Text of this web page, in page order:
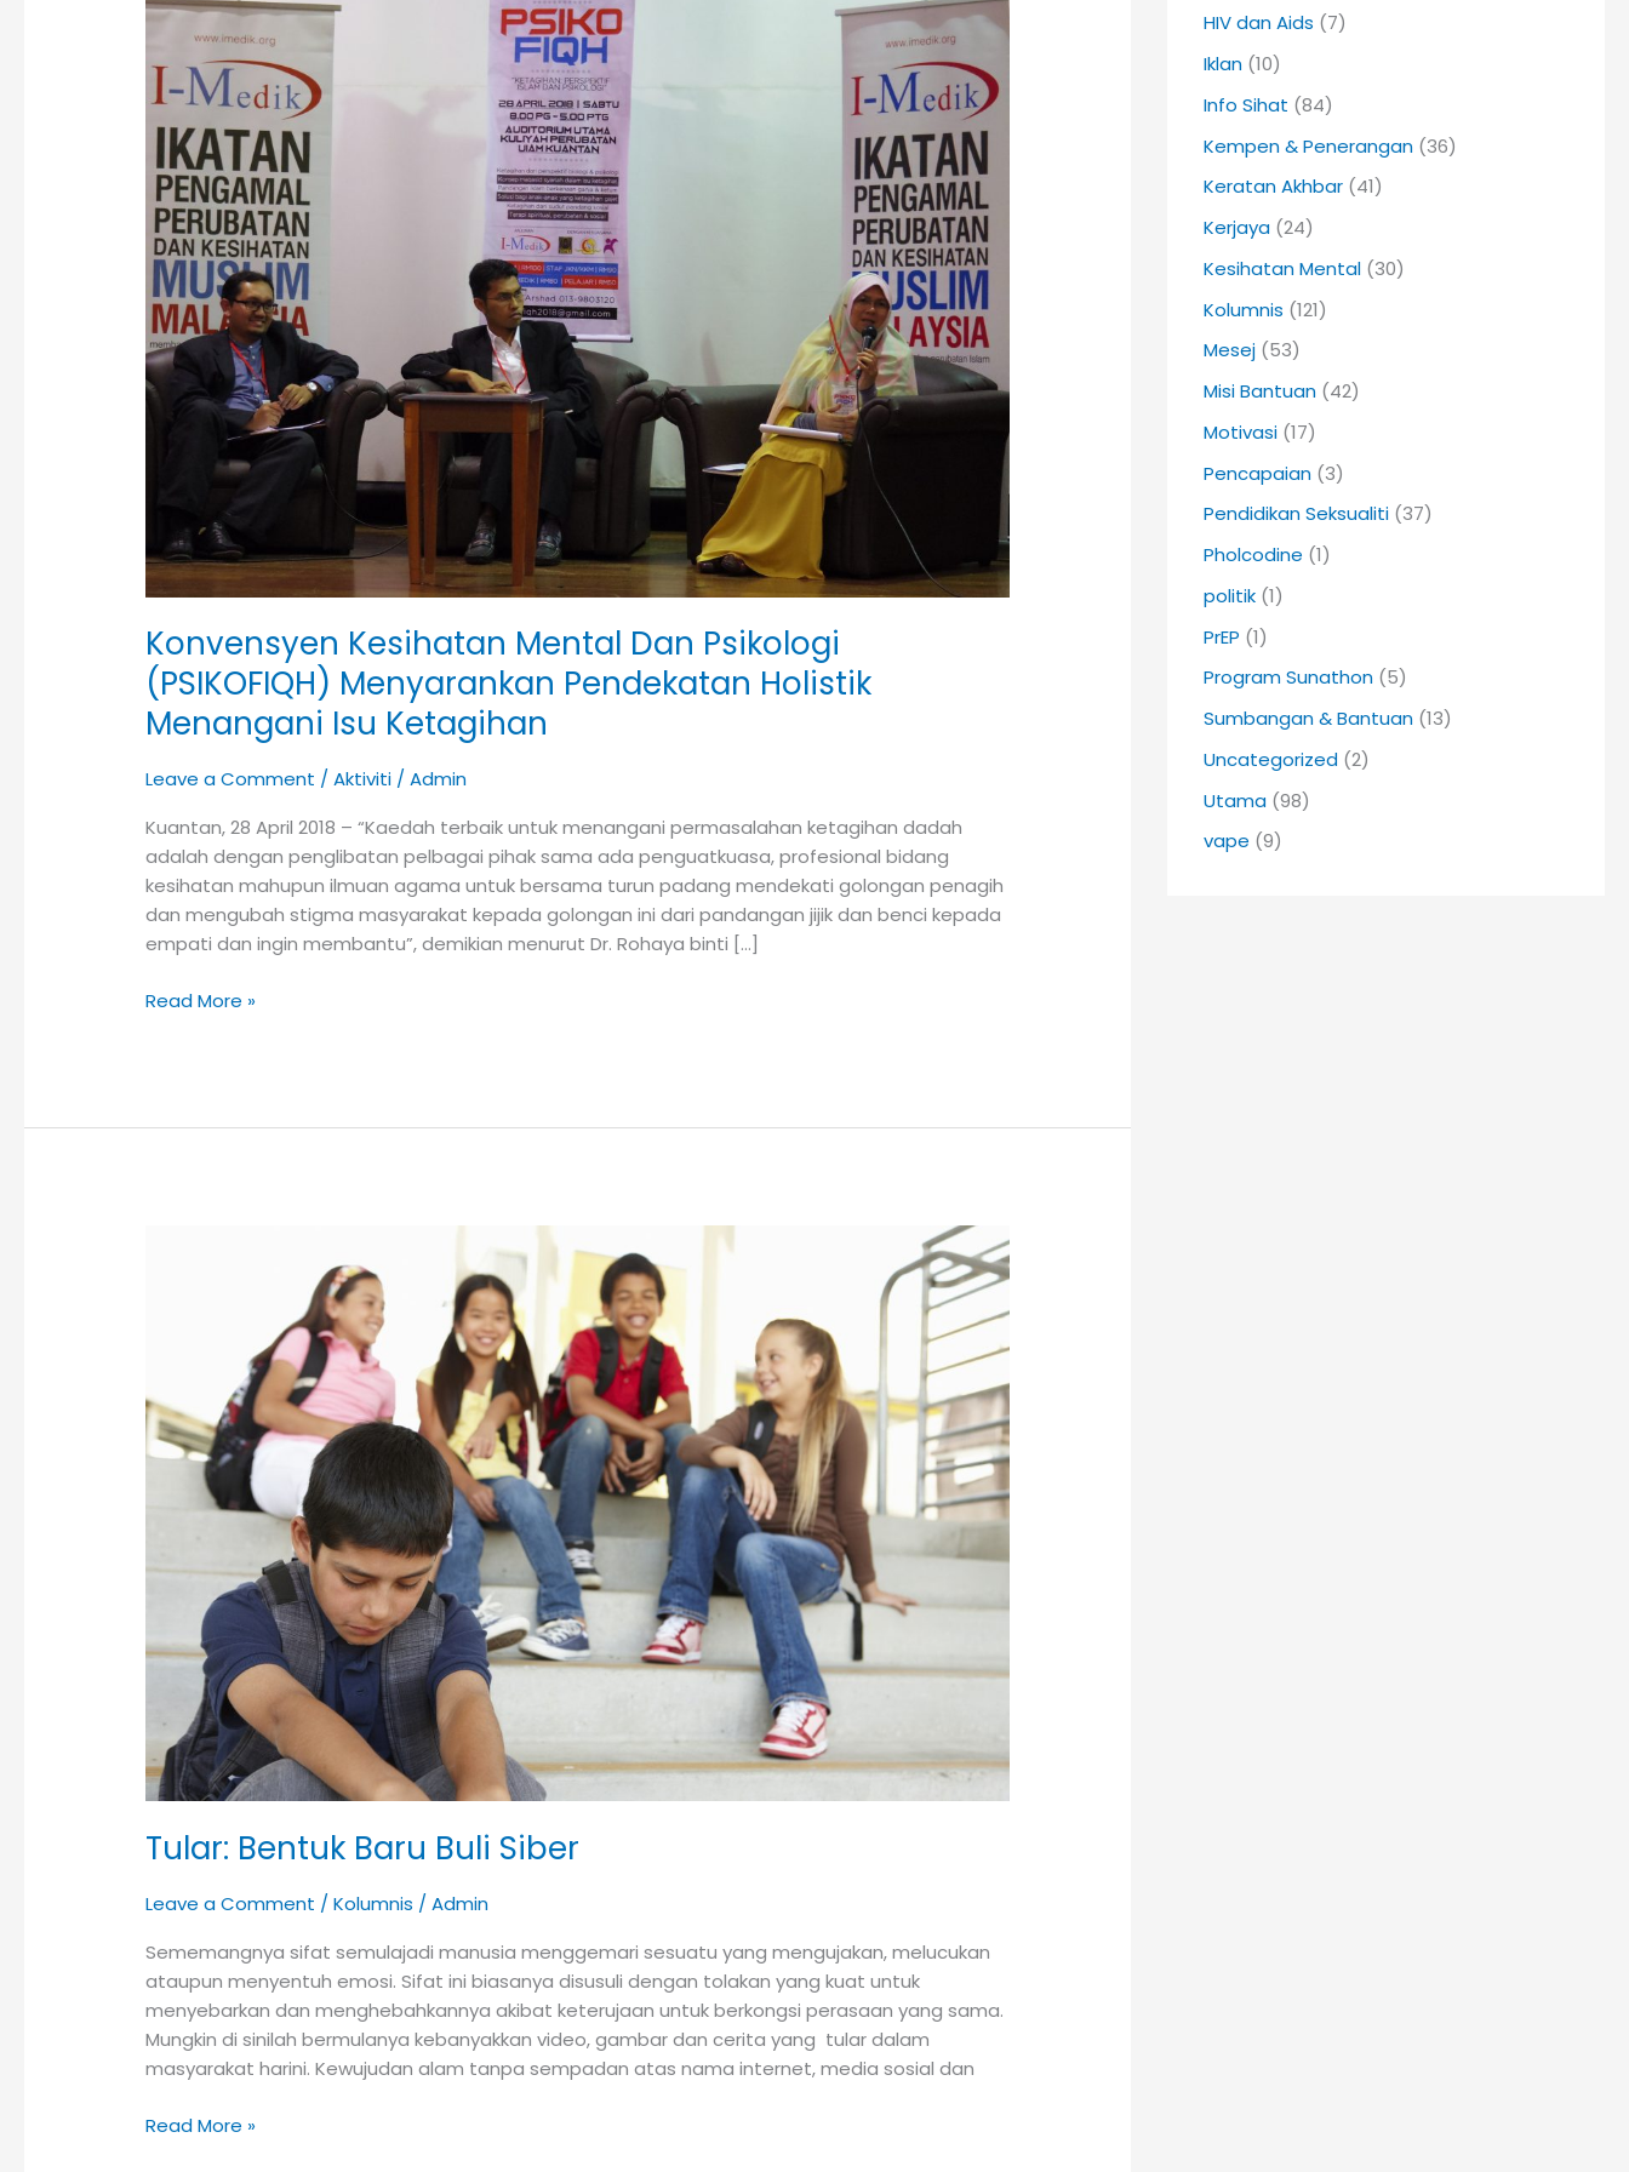
Konvensyen Kesihatan Mental Dan Psikologi
(PSIKOFIQH) Menyarankan Pendekatan Holistik
Menangani Isu Ketagihan
Leave a Comment /Aktiviti /Admin
Kuantan, 28 April 2018 – “Kaedah terbaik untuk menangani permasalahan ketagihan dadah
adalah dengan penglibatan pelbagai pihak sama ada penguatkuasa, profesional bidang
kesihatan mahupun ilmuan agama untuk bersama turun padang mendekati golongan penagih
dan mengubah stigma masyarakat kepada golongan ini dari pandangan jijik dan benci kepada
empati dan ingin membantu”, demikian menurut Dr. Rohaya binti […]
Mental
Psikologi
(PSIKOFIQH)
Menyarankan
Pendekatan
Holistik
Menangani
Isu
Ketagihan
Read More »
Tular: Bentuk Baru Buli Siber
Leave a Comment /Kolumnis /Admin
Sememangnya sifat semulajadi manusia menggemari sesuatu yang mengujakan, melucukan
ataupun menyentuh emosi. Sifat ini biasanya disusuli dengan tolakan yang kuat untuk
menyebarkan dan menghebahkannya akibat keterujaan untuk berkongsi perasaan yang sama.
Mungkin di sinilah bermulanya kebanyakkan video, gambar dan cerita yang tular dalam
masyarakat harini. Kewujudan alam tanpa sempadan atas nama internet, media sosial dan
Read More »
HIV dan Aids (7)
Iklan(10)
Info Sihat (84)
Kempen & Penerangan(36)
Keratan Akhbar(41)
Kerjaya(24)
Kesihatan Mental(30)
Kolumnis (121)
Mesej(53)
Misi Bantuan(42)
Motivasi(17)
Pencapaian(3)
Pendidikan Seksualiti(37)
Pholcodine (1)
politik(1)
PrEP (1)
Program Sunathon(5)
Sumbangan & Bantuan(13)
Uncategorized(2)
Utama(98)
vape (9)